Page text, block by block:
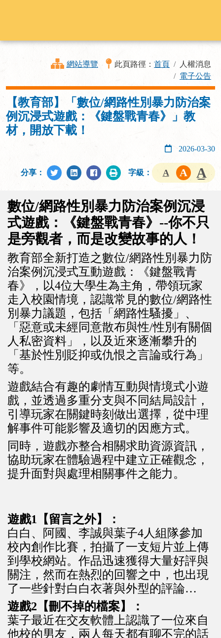
網站導覽 此頁路徑： 首頁
人權消息
電子公告
【教育部】「數位/網路性別暴力防治案
例沉浸式遊戲：《鍵盤戰青春》」教
材，開放下載！
2026-03-30
分享： 字級：
數位/網路性別暴力防治案例沉浸
式遊戲：《鍵盤戰青春》--你不只
是旁觀者，而是改變故事的人！
教育部全新打造之數位/網路性別暴力防
治案例沉浸式互動遊戲：《鍵盤戰青
春》，以4位大學生為主角，帶領玩家
走入校園情境，認識常見的數位/網路性
別暴力議題，包括「網路性騷擾」、
「惡意或未經同意散布與性/性別有關個
人私密資料」，以及近來逐漸攀升的
「基於性別貶抑或仇恨之言論或行為」
等。
遊戲結合有趣的劇情互動與情境式小遊
戲，並透過多重分支與不同結局設計，
引導玩家在關鍵時刻做出選擇，從中理
解事件可能影響及適切的因應方式。
同時，遊戲亦整合相關求助資源資訊，
協助玩家在體驗過程中建立正確觀念，
提升面對與處理相關事件之能力。
遊戲1【留言之外】：
白白、阿國、李誠與葉子4人組隊參加
校內創作比賽，拍攝了一支短片並上傳
到學校網站。作品迅速獲得大量好評與
關注，然而在熱烈的回響之中，也出現
了一些針對白白衣著與外型的評論…
遊戲2【刪不掉的檔案】：
葉子最近在交友軟體上認識了一位來自
他校的男友，兩人每天都有聊不完的話